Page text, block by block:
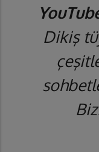
Dikiş